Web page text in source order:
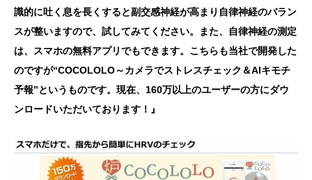
識的に吐く息を長くすると副交感神経が高まり自律神経のバラン
スが整いますので、試してみてください。また、自律神経の測定
は、スマホの無料アプリでもできます。こちらも当社で開発した
のですが“COCOLOLO～カメラでストレスチェック＆AIキモチ
予報”というものです。現在、160万以上のユーザーの方にダウ
ンロードいただいております！』